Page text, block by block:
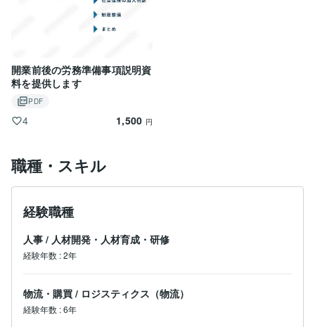
開業前後の労務準備事項説明資
料を提供します
PDF
4 1,500 円
職種・スキル
経験職種
人事 / 人材開発・人材育成・研修
経験年数 :2年
物流・購買 / ロジスティクス（物流）
経験年数 :6年